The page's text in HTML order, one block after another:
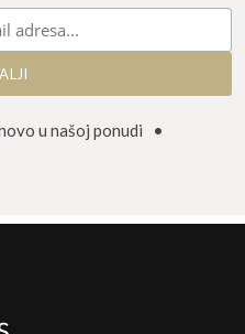
u našoj ponudi •